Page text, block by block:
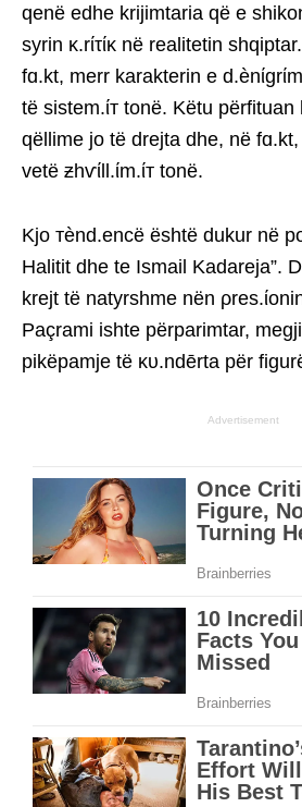
qenë edhe krijimtaria që e
syrin κ.rίτίκ në realitetin
fɑ.kt, merr karakterin e
të sistem.ίт tonë. Këtu
qëllime jo të drejta dhe, në
vetë ƶhѵίll.ίm.ίт tonë.
Kjo тènd.encë është dukur në
Halitit dhe te Ismail Kadareja”.
krejt të natyrshme nën
Paçrami ishte përparimtar,
pikëpamje të κυ.ndērta për
Advertisement